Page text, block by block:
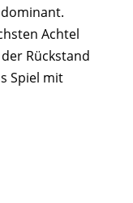
Achtel
Rückstand
Spiel mit